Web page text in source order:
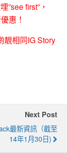
”see first”，
惠！
靚相同IG Story
Next Post
最新資訊（截至
14年1月30日)